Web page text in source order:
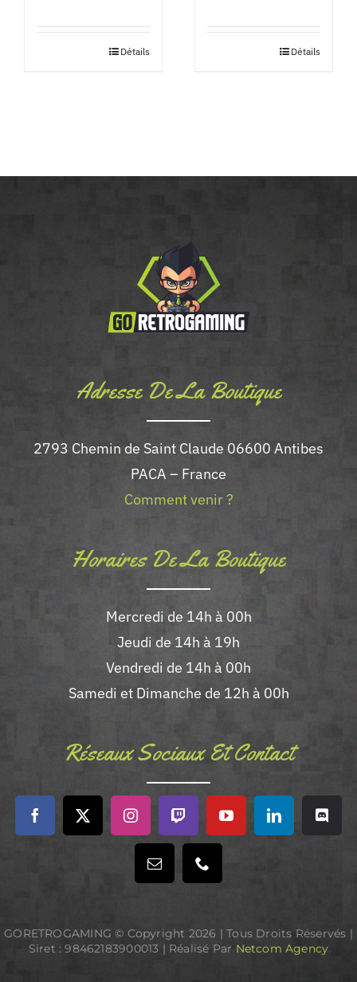
Détails Détails
Adresse De La Boutique
2793 Chemin de Saint Claude 06600 Antibes
PACA – France
Comment venir ?
Horaires De La Boutique
Mercredi de 14h à 00h
Jeudi de 14h à 19h
Vendredi de 14h à 00h
Samedi et Dimanche de 12h à 00h
Réseaux Sociaux Et Contact
GORETROGAMING © Copyright 2026 | Tous Droits Réservés |
Siret : 98462183900013 | Réalisé Par Netcom Agency